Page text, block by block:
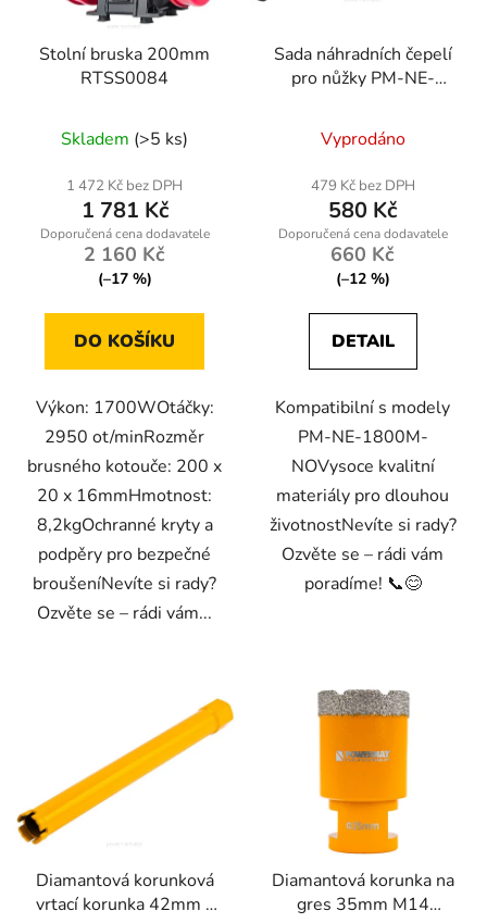
Stolní bruska 200mm
RTSS0084
Skladem (>5 ks)
1 472 Kč bez DPH
1 781 Kč
2 160 Kč
(–17 %)
DO KOŠÍKU
Výkon: 1700WOtáčky:
2950 ot/minRozměr
brusného kotouče: 200 x
20 x 16mmHmotnost:
8,2kgOchranné kryty a
podpěry pro bezpečné
broušeníNevíte si rady?
Ozvěte se – rádi vám...
Sada náhradních čepelí
pro nůžky PM-NE-
Vyprodáno
479 Kč bez DPH
580 Kč
660 Kč
(–12 %)
DETAIL
Kompatibilní s modely
PM-NE-1800M-
NOVysoce kvalitní
materiály pro dlouhou
životnostNevíte si rady?
Ozvěte se – rádi vám
poradíme! 📞😊
Diamantová korunková
vrtací korunka 42mm x
Diamantová korunka na
gres 35mm M14